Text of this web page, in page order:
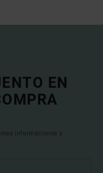
EN
informaciones y